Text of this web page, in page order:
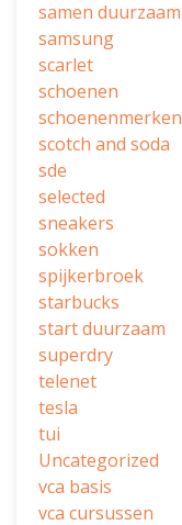
samen duurzaam
samsung
scarlet
schoenen
schoenenmerken
scotch and soda
sde
selected
sneakers
sokken
spijkerbroek
starbucks
start duurzaam
superdry
telenet
tesla
tui
Uncategorized
vca basis
vca cursussen